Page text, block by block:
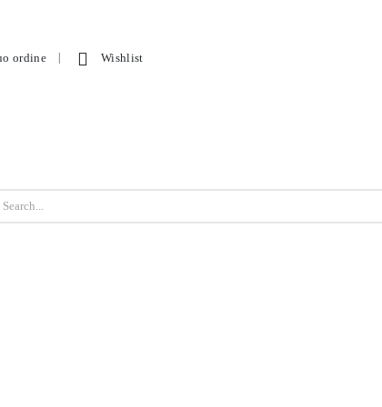
ordine Wishlist